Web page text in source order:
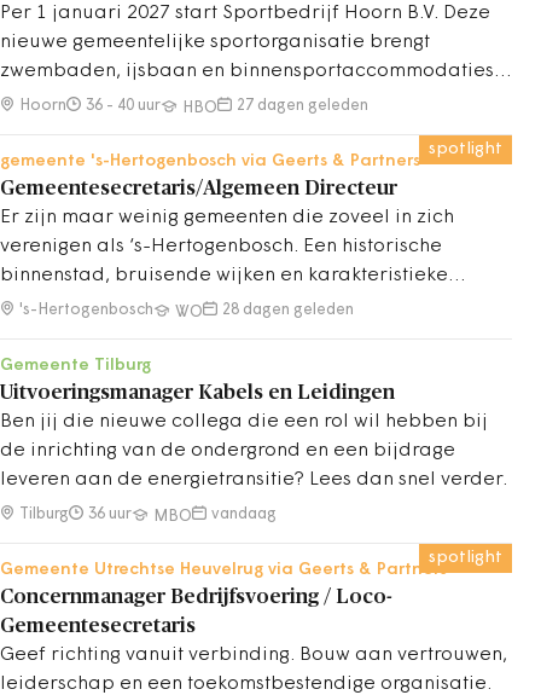
Per 1 januari 2027 start Sportbedrijf Hoorn B.V. Deze
nieuwe gemeentelijke sportorganisatie brengt
zwembaden, ijsbaan en binnensportaccommodaties
samen.
Hoorn 36 - 40 uur HBO 27 dagen geleden
spotlight
gemeente 's-Hertogenbosch via Geerts & Partners
Gemeentesecretaris/Algemeen Directeur
Er zijn maar weinig gemeenten die zoveel in zich
verenigen als ‘s-Hertogenbosch. Een historische
binnenstad, bruisende wijken en karakteristieke
dorpen. Een sterke economie, een rijk cultureel leven
mensen graag wonen, werken en ondernemen.
's-Hertogenbosch WO 28 dagen geleden
Gemeente Tilburg
Uitvoeringsmanager Kabels en Leidingen
Ben jij die nieuwe collega die een rol wil hebben bij
de inrichting van de ondergrond en een bijdrage
leveren aan de energietransitie? Lees dan snel verder.
Tilburg 36 uur MBO vandaag
spotlight
Gemeente Utrechtse Heuvelrug via Geerts & Partners
Concernmanager Bedrijfsvoering / Loco-
Gemeentesecretaris
Geef richting vanuit verbinding. Bouw aan vertrouwen,
leiderschap en een toekomstbestendige organisatie.